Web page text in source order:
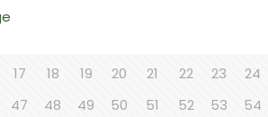
17 18 19 20 21 22 23 24
47 48 49 50 51 52 53 54